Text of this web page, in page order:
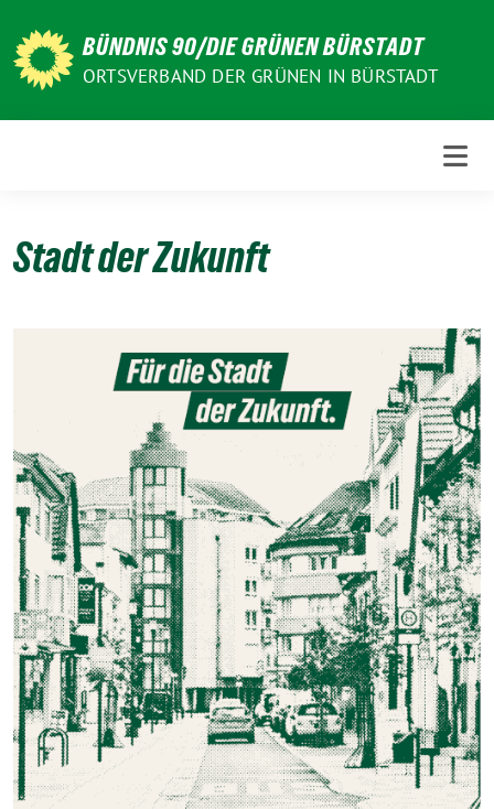
zum
Inhalt
BÜNDNIS 90/DIE GRÜNEN BÜRSTADT
ORTSVERBAND DER GRÜNEN IN BÜRSTADT
Stadt der Zukunft